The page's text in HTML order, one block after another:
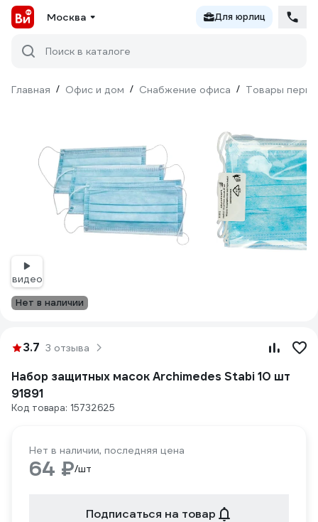
Москва Для юрлиц
Поиск в каталоге
Главная / Офис и дом / Снабжение офиса / Товары
видео
Нет в наличии
3.7 3 отзыва
Набор защитных масок Archimedes Stabi 10 шт
91891
Код товара: 15732625
Нет в наличии, последняя цена
64 ₽/шт
Подписаться на товар